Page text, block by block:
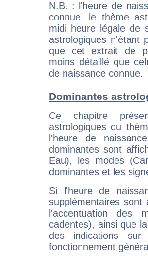
N.B. : l'heure de
connue, le thème
midi heure légale de
astrologiques n'étant
que cet extrait de
moins détaillé que
de naissance connue.
Dominantes
Ce chapitre
astrologiques du
l'heure de
dominantes sont
Eau), les modes
dominantes et les
Si l'heure de
supplémentaires sont
l'accentuation des
cadentes), ainsi que
des indications sur
fonctionnement